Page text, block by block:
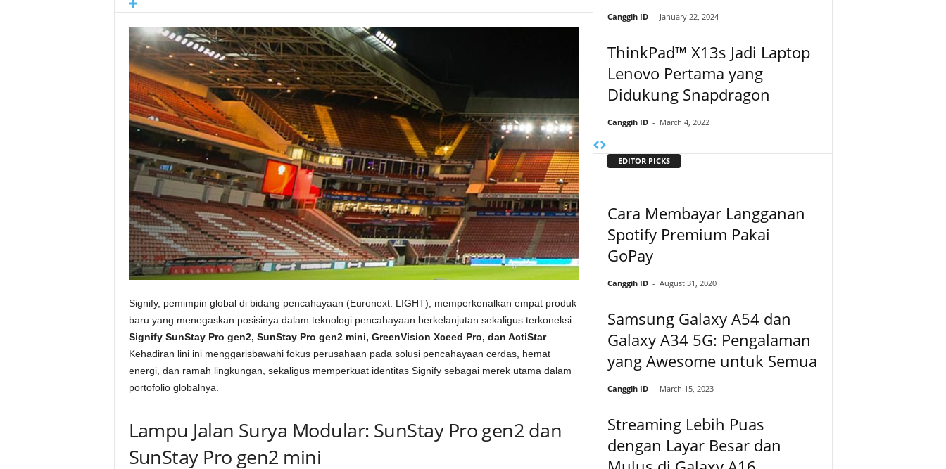
Signify, pemimpin global di bidang pencahayaan (Euronext: LIGHT), memperkenalkan empat produk
baru yang menegaskan posisinya dalam teknologi pencahayaan berkelanjutan sekaligus terkoneksi:
Signify SunStay Pro gen2, SunStay Pro gen2 mini, GreenVision Xceed Pro, dan ActiStar.
Kehadiran lini ini menggarisbawahi fokus perusahaan pada solusi pencahayaan cerdas, hemat
energi, dan ramah lingkungan, sekaligus memperkuat identitas Signify sebagai merek utama dalam
portofolio globalnya.
Lampu Jalan Surya Modular: SunStay Pro gen2 dan
SunStay Pro gen2 mini
Canggih ID - January 22, 2024
ThinkPad™ X13s Jadi Laptop
Lenovo Pertama yang
Didukung Snapdragon
Canggih ID - March 4, 2022
EDITOR PICKS
Cara Membayar Langganan
Spotify Premium Pakai
GoPay
Canggih ID - August 31, 2020
Samsung Galaxy A54 dan
Galaxy A34 5G: Pengalaman
yang Awesome untuk Semua
Canggih ID - March 15, 2023
Streaming Lebih Puas
dengan Layar Besar dan